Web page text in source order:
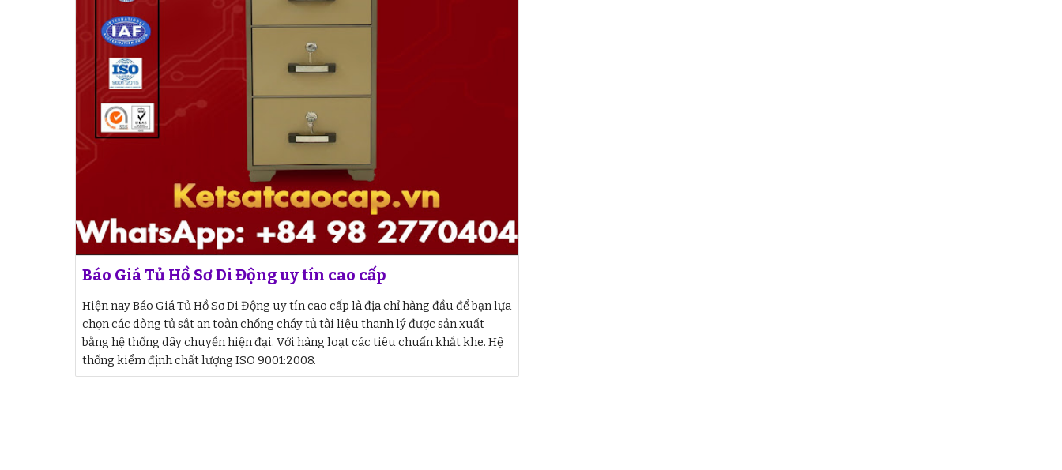
Báo Giá Tủ Hồ Sơ Di Động uy tín cao cấp
Hiện nay Báo Giá Tủ Hồ Sơ Di Động uy tín cao cấp là địa chỉ hàng đầu để bạn lựa
chọn các dòng tủ sắt an toàn chống cháy tủ tài liệu thanh lý được sản xuất
bằng hệ thống dây chuyền hiện đại. Với hàng loạt các tiêu chuẩn khắt khe. Hệ
thống kiểm định chất lượng ISO 9001:2008.